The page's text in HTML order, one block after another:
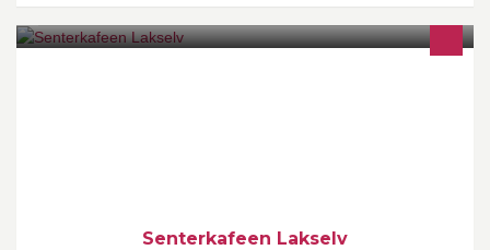
Senterkafeen Lakselv